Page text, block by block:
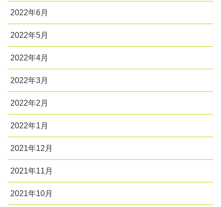
2022年6月
2022年5月
2022年4月
2022年3月
2022年2月
2022年1月
2021年12月
2021年11月
2021年10月